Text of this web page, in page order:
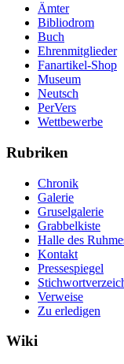
Ämter
Bibliodrom
Buch
Ehrenmitglieder
Fanartikel-Shop
Museum
Neutsch
PerVers
Wettbewerbe
Rubriken
Chronik
Galerie
Gruselgalerie
Grabbelkiste
Halle des
Kontakt
Pressespiegel
Verweise
Zu erledigen
Wiki